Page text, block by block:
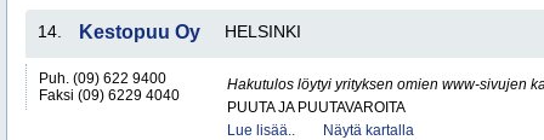
14. Kestopuu Oy HELSINKI
Puh. (09) 622 9400
Faksi (09) 6229 4040
Hakutulos löytyi yrityksen omien www-sivujen
PUUTA JA PUUTAVAROITA
Lue lisää..
Näytä kartalla